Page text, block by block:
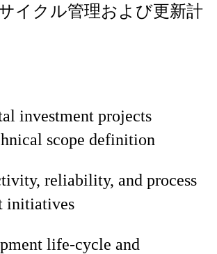
イクル管理および更新計
investment projects
scope definition
reliability, and process
initiatives
life‑cycle and